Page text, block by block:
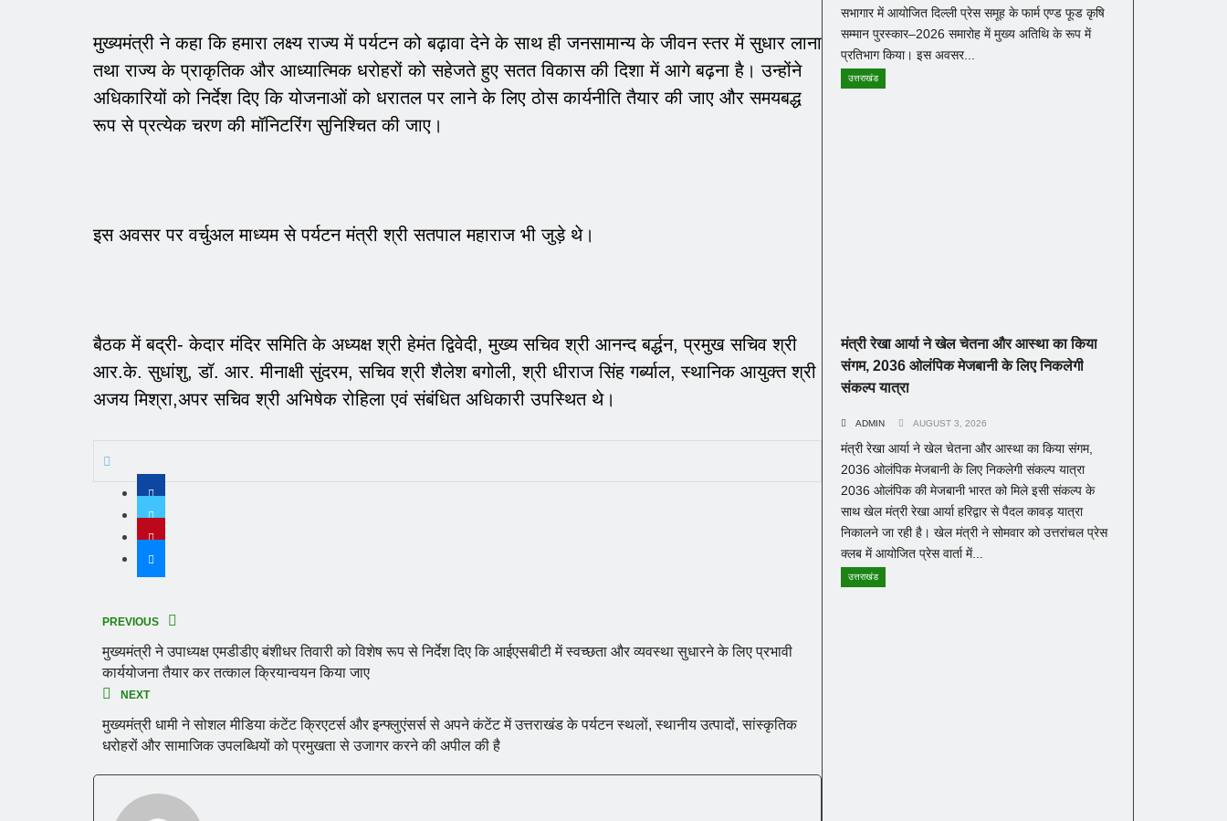
मुख्यमंत्री ने कहा कि हमारा लक्ष्य राज्य में पर्यटन को बढ़ावा देने के साथ ही जनसामान्य के जीवन स्तर में सुधार लाना
तथा राज्य के प्राकृतिक और आध्यात्मिक धरोहरों को सहेजते हुए सतत विकास की दिशा में आगे बढ़ना है। उन्होंने
अधिकारियों को निर्देश दिए कि योजनाओं को धरातल पर लाने के लिए ठोस कार्यनीति तैयार की जाए और समयबद्ध
रूप से प्रत्येक चरण की मॉनिटरिंग सुनिश्चित की जाए।
इस अवसर पर वर्चुअल माध्यम से पर्यटन मंत्री श्री सतपाल महाराज भी जुड़े थे।
बैठक में बद्री- केदार मंदिर समिति के अध्यक्ष श्री हेमंत द्विवेदी, मुख्य सचिव श्री आनन्द बर्द्धन, प्रमुख सचिव श्री
आर.के. सुधांशु, डॉ. आर. मीनाक्षी सुंदरम, सचिव श्री शैलेश बगोली, श्री धीराज सिंह गर्ब्याल, स्थानिक आयुक्त श्री
अजय मिश्रा,अपर सचिव श्री अभिषेक रोहिला एवं संबंधित अधिकारी उपस्थित थे।
PREVIOUS
मुख्यमंत्री ने उपाध्यक्ष एमडीडीए बंशीधर तिवारी को विशेष रूप से निर्देश दिए कि आईएसबीटी में स्वच्छता और व्यवस्था सुधारने के लिए प्रभावी
कार्ययोजना तैयार कर तत्काल क्रियान्वयन किया जाए
NEXT
मुख्यमंत्री धामी ने सोशल मीडिया कंटेंट क्रिएटर्स और इन्फ्लुएंसर्स से अपने कंटेंट में उत्तराखंड के पर्यटन स्थलों, स्थानीय उत्पादों, सांस्कृतिक
धरोहरों और सामाजिक उपलब्धियों को प्रमुखता से उजागर करने की अपील की है
सभागार में आयोजित दिल्ली प्रेस समूह के फार्म एण्ड फूड कृषि
सम्मान पुरस्कार–2026 समारोह में मुख्य अतिथि के रूप में
प्रतिभाग किया। इस अवसर...
उत्तराखंड
मंत्री रेखा आर्या ने खेल चेतना और आस्था का किया
संगम, 2036 ओलंपिक मेजबानी के लिए निकलेगी
संकल्प यात्रा
ADMIN AUGUST 3, 2026
मंत्री रेखा आर्या ने खेल चेतना और आस्था का किया संगम,
2036 ओलंपिक मेजबानी के लिए निकलेगी संकल्प यात्रा
2036 ओलंपिक की मेजबानी भारत को मिले इसी संकल्प के
साथ खेल मंत्री रेखा आर्या हरिद्वार से पैदल कावड़ यात्रा
निकालने जा रही है। खेल मंत्री ने सोमवार को उत्तरांचल प्रेस
क्लब में आयोजित प्रेस वार्ता में...
उत्तराखंड